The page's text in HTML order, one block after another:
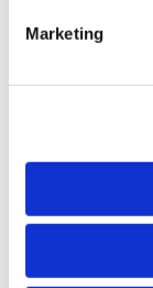
Marketing